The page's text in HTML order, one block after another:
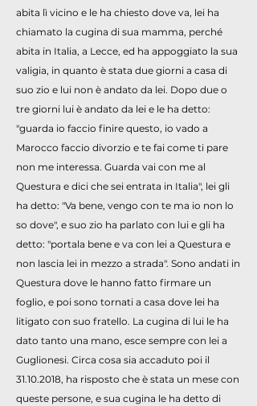
abita lì vicino e le ha chiesto dove va, lei ha
chiamato la cugina di sua mamma, perché
abita in Italia, a Lecce, ed ha appoggiato la sua
valigia, in quanto è stata due giorni a casa di
suo zio e lui non è andato da lei. Dopo due o
tre giorni lui è andato da lei e le ha detto:
"guarda io faccio finire questo, io vado a
Marocco faccio divorzio e te fai come ti pare
non me interessa. Guarda vai con me al
Questura e dici che sei entrata in Italia", lei gli
ha detto: "Va bene, vengo con te ma io non lo
so dove", e suo zio ha parlato con lui e gli ha
detto: "portala bene e va con lei a Questura e
non lascia lei in mezzo a strada". Sono andati in
Questura dove le hanno fatto firmare un
foglio, e poi sono tornati a casa dove lei ha
litigato con suo fratello. La cugina di lui le ha
dato tanto una mano, esce sempre con lei a
Guglionesi. Circa cosa sia accaduto poi il
31.10.2018, ha risposto che è stata un mese con
queste persone, e sua cugina le ha detto di